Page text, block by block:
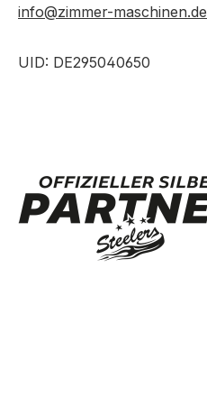
info@zimmer-maschinen.de
UID: DE295040650